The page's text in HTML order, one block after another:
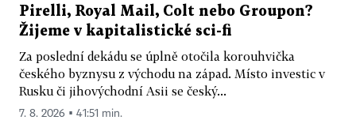
Pirelli, Royal Mail, Colt nebo Groupon?
Žijeme v kapitalistické sci-fi
Za poslední dekádu se úplně otočila korouhvička
českého byznysu z východu na západ. Místo investic v
Rusku či jihovýchodní Asii se český...
7. 8. 2026 ▪ 41:51 min.